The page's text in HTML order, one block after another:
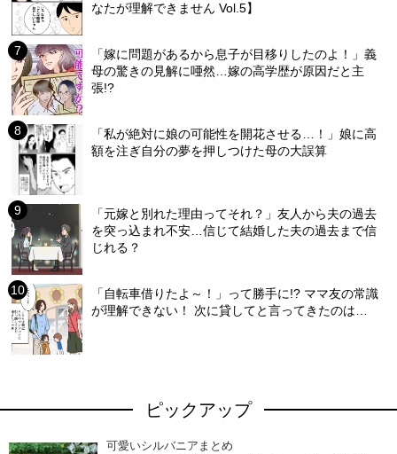
なたが理解できません Vol.5】
「嫁に問題があるから息子が目移りしたのよ！」義
母の驚きの見解に唖然…嫁の高学歴が原因だと主
張!?
「私が絶対に娘の可能性を開花させる…！」娘に高
額を注ぎ自分の夢を押しつけた母の大誤算
「元嫁と別れた理由ってそれ？」友人から夫の過去
を突っ込まれ不安…信じて結婚した夫の過去まで信
じれる？
「自転車借りたよ～！」って勝手に!? ママ友の常識
が理解できない！ 次に貸してと言ってきたのは…
ピックアップ
可愛いシルバニアまとめ